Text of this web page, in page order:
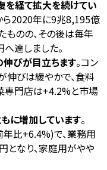
経て拡大を続けてい
ら2020年に9兆8,195億
のの、その後は毎年
達しました。
びが目立ちます。コン
びは緩やかで、食料
専門店は+4.2%と市場
に増加しています。
比+6.4%)で、業務用
なり、家庭用がやや